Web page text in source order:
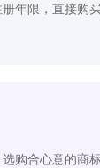
年限，直接购
购合心意的商